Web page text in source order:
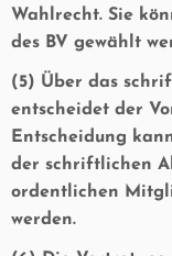
Wahlrecht. Sie
des BV gewählt
(5) Über das
entscheidet der
Entscheidung
der schriftlichen
ordentlichen
werden.